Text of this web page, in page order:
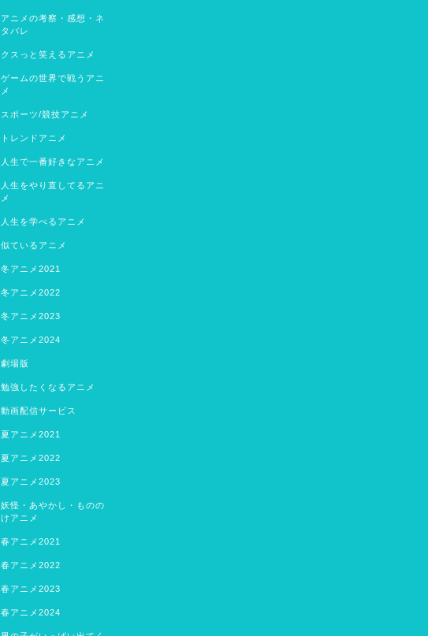
アニメの考察・感想・ネ
タバレ
クスっと笑えるアニメ
ゲームの世界で戦うアニ
メ
スポーツ/競技アニメ
トレンドアニメ
人生で一番好きなアニメ
人生をやり直してるアニ
メ
人生を学べるアニメ
似ているアニメ
冬アニメ2021
冬アニメ2022
冬アニメ2023
冬アニメ2024
劇場版
勉強したくなるアニメ
動画配信サービス
夏アニメ2021
夏アニメ2022
夏アニメ2023
妖怪・あやかし・ものの
けアニメ
春アニメ2021
春アニメ2022
春アニメ2023
春アニメ2024